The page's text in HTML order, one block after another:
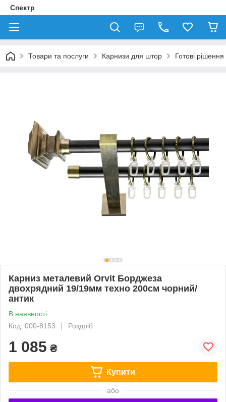
Спектр
Товари та послуги Карнизи для штор Готові рішення
Карниз металевий Orvit Борджеза
двохрядний 19/19мм техно 200см чорний/
антик
В наявності
Код: 000-8153
Роздріб
1 085 ₴
Купити
або